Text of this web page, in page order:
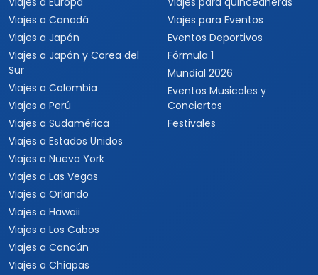
Viajes a Canadá
Viajes a Japón
Viajes a Japón y Corea del
Sur
Viajes a Colombia
Viajes a Perú
Viajes a Sudamérica
Viajes a Estados Unidos
Viajes a Nueva York
Viajes a Las Vegas
Viajes a Orlando
Viajes a Hawaii
Viajes a Los Cabos
Viajes a Cancún
Viajes a Chiapas
Viajes para Eventos
Eventos Deportivos
Fórmula 1
Mundial 2026
Eventos Musicales y
Conciertos
Festivales